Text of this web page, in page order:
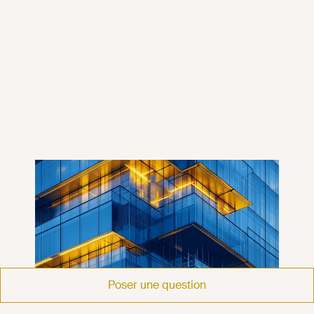
Droit de l'urbanisme
Poser une question